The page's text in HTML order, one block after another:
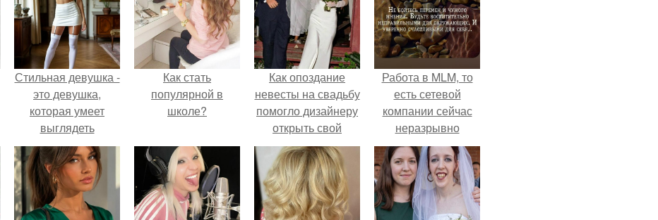
Стильная девушка -
это девушка,
которая умеет
выглядеть
привлекательно и
элегантно в любои
ситуации.
Как стать
популярной в
школе?
Как опоздание
невесты на свадьбу
помогло дизайнеру
открыть свой
бренд.
Работа в MLM, то
есть сетевой
компании сейчас
неразрывно
связана с создание
своего контента,
своей страницы в
соц сетях.